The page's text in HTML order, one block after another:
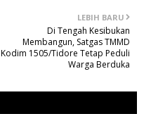
LEBIH BARU
Di Tengah Kesibukan
Membangun, Satgas TMMD
Kodim 1505/Tidore Tetap Peduli
Warga Berduka